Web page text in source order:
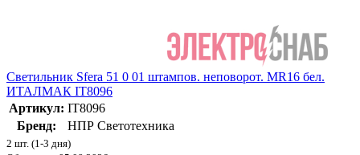
Светильник Sfera 51 0 01 штампов. неповорот. MR16 бел.
ИТАЛМАК IT8096
Артикул: IT8096
Бренд:
НПР Светотехника
2 шт. (1-3 дня)